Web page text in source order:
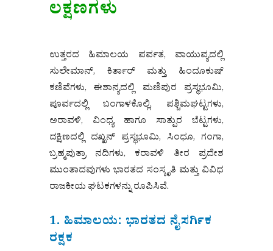
ಲಕ್ಷಣಗಳು
ಉತ್ತರದ ಹಿಮಾಲಯ ಪರ್ವತ, ವಾಯುವ್ಯದಲ್ಲಿ
ಸುಲೇಮಾನ್, ಕಿರ್ತಾರ್ ಮತ್ತು ಹಿಂದೂಕುಷ್
ಕಣಿವೆಗಳು, ಈಶಾನ್ಯದಲ್ಲಿ ಮಣಿಪುರ ಪ್ರಸ್ಥಭೂಮಿ,
ಪೂರ್ವದಲ್ಲಿ ಬಂಗಾಳಕೊಲ್ಲಿ, ಪಶ್ಚಿಮಘಟ್ಟಗಳು,
ಅರಾವಳಿ, ವಿಂಧ್ಯ ಹಾಗೂ ಸಾತ್ಪುರ ಬೆಟ್ಟಗಳು,
ದಕ್ಷಿಣದಲ್ಲಿ ದಖ್ಖನ್ ಪ್ರಸ್ಥಭೂಮಿ, ಸಿಂಧೂ, ಗಂಗಾ,
ಬ್ರಹ್ಮಪುತ್ರಾ ನದಿಗಳು, ಕರಾವಳಿ ತೀರ ಪ್ರದೇಶ
ಮುಂತಾದವುಗಳು ಭಾರತದ ಸಂಸ್ಕೃತಿ ಮತ್ತು ವಿವಿಧ
ರಾಜಕೀಯ ಘಟಕಗಳನ್ನು ರೂಪಿಸಿವೆ.
1. ಹಿಮಾಲಯ: ಭಾರತದ ನೈಸರ್ಗಿಕ
ರಕ್ಷಕ